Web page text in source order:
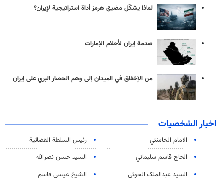
لماذا يشكّل مضيق هرمز أداة استراتيجية لإيران؟
صدمة إيران لأحلام الإمارات
من الإخفاق في الميدان إلى وهم الحصار البري على إيران
اخبار الشخصيات
الامام الخامنئي
رئیس السلطة القضائیة
الحاج قاسم سليماني
السيد حسن نصرالله
السید عبدالملک الحوثي
الشيخ عيسى قاسم